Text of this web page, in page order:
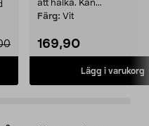
att halka. Kan...
Färg: Vit
169,90
Lägg i varukorg